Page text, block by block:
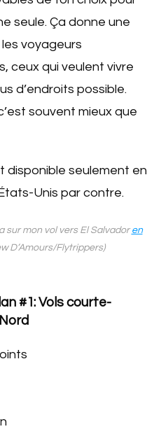
seule. Ça donne une
voyageurs
ceux qui veulent vivre
d’endroits possible.
souvent mieux que
disponible seulement en
Unis par contre.
sur mon vol vers El Salvador en
D’Amours/Flytrippers)
#1: Vols courte-